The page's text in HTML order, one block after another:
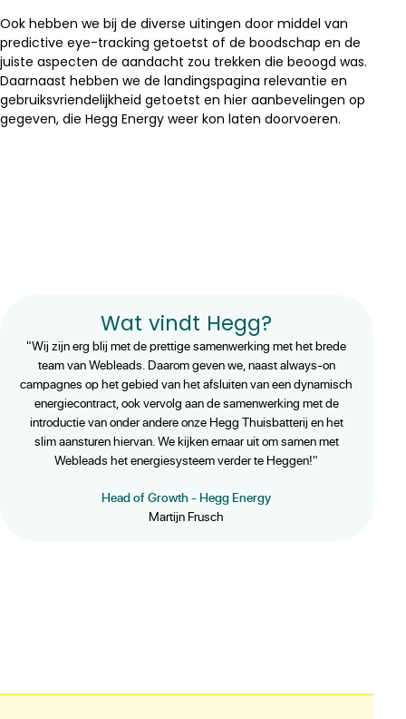
Ook hebben we bij de diverse uitingen door middel van
predictive eye-tracking getoetst of de boodschap en de
juiste aspecten de aandacht zou trekken die beoogd was.
Daarnaast hebben we de landingspagina relevantie en
gebruiksvriendelijkheid getoetst en hier aanbevelingen op
gegeven, die Hegg Energy weer kon laten doorvoeren.
Wat vindt Hegg?
"Wij zijn erg blij met de prettige samenwerking met het brede
team van Webleads. Daarom geven we, naast always-on
campagnes op het gebied van het afsluiten van een dynamisch
energiecontract, ook vervolg aan de samenwerking met de
introductie van onder andere onze Hegg Thuisbatterij en het
slim aansturen hiervan. We kijken ernaar uit om samen met
Webleads het energiesysteem verder te Heggen!"
Head of Growth - Hegg Energy
Martijn Frusch